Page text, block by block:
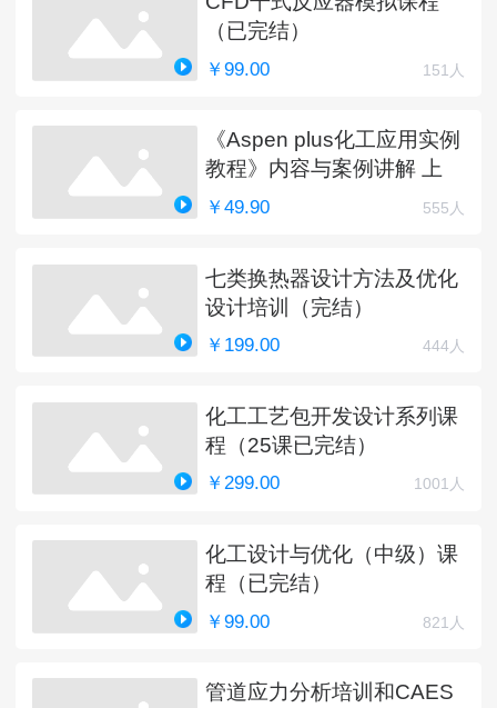
（已完结）
￥99.00 151人
《Aspen plus化工应用实例
教程》内容与案例讲解 上
￥49.90 555人
七类换热器设计方法及优化
设计培训（完结）
￥199.00 444人
化工工艺包开发设计系列课
程（25课已完结）
￥299.00 1001人
化工设计与优化（中级）课
程（已完结）
￥99.00 821人
管道应力分析培训和CAES